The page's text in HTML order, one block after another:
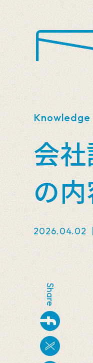
Knowledge
会
の
2026.04.02 |
Share